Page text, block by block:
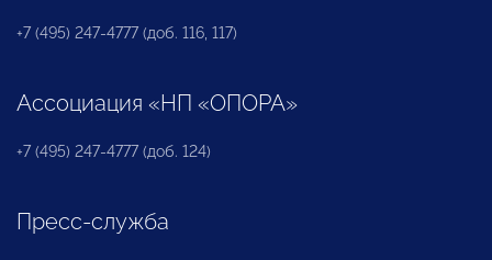
+7 (495) 247-4777 (доб. 116, 117)
Ассоциация «НП «ОПОРА»
+7 (495) 247-4777 (доб. 124)
Пресс-служба